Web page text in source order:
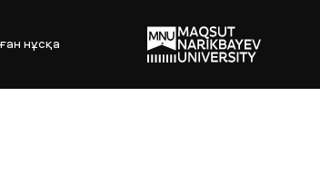
нұсқа